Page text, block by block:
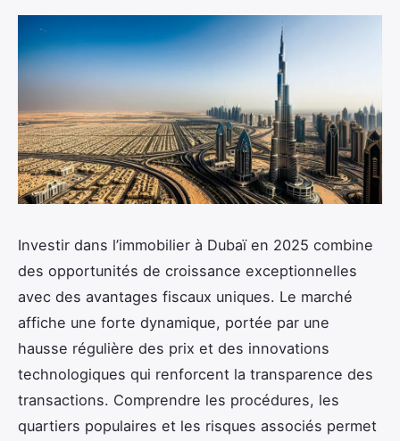
Investir dans l’immobilier à Dubaï en 2025 combine
des opportunités de croissance exceptionnelles
avec des avantages fiscaux uniques. Le marché
affiche une forte dynamique, portée par une
hausse régulière des prix et des innovations
technologiques qui renforcent la transparence des
transactions. Comprendre les procédures, les
quartiers populaires et les risques associés permet